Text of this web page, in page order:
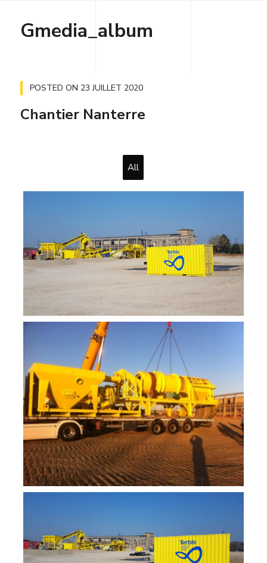
Gmedia_album
POSTED ON 23 JUILLET 2020
Chantier Nanterre
All